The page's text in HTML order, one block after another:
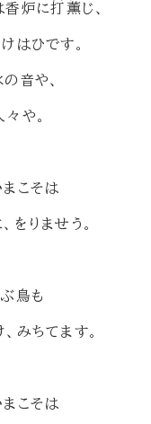
香炉に打薫じ、
はひです。
音や、
や。
こそは
をりませう。
鳥も
みちてます。
こそは